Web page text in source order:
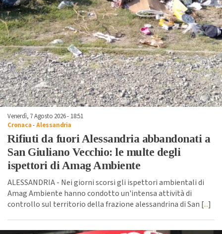
Venerdì, 7 Agosto 2026 - 18:51
Cronaca-Alessandria
Rifiuti da fuori Alessandria abbandonati a
San Giuliano Vecchio: le multe degli
ispettori di Amag Ambiente
ALESSANDRIA - Nei giorni scorsi gli ispettori ambientali di
Amag Ambiente hanno condotto un'intensa attività di
controllo sul territorio della frazione alessandrina di San [...]